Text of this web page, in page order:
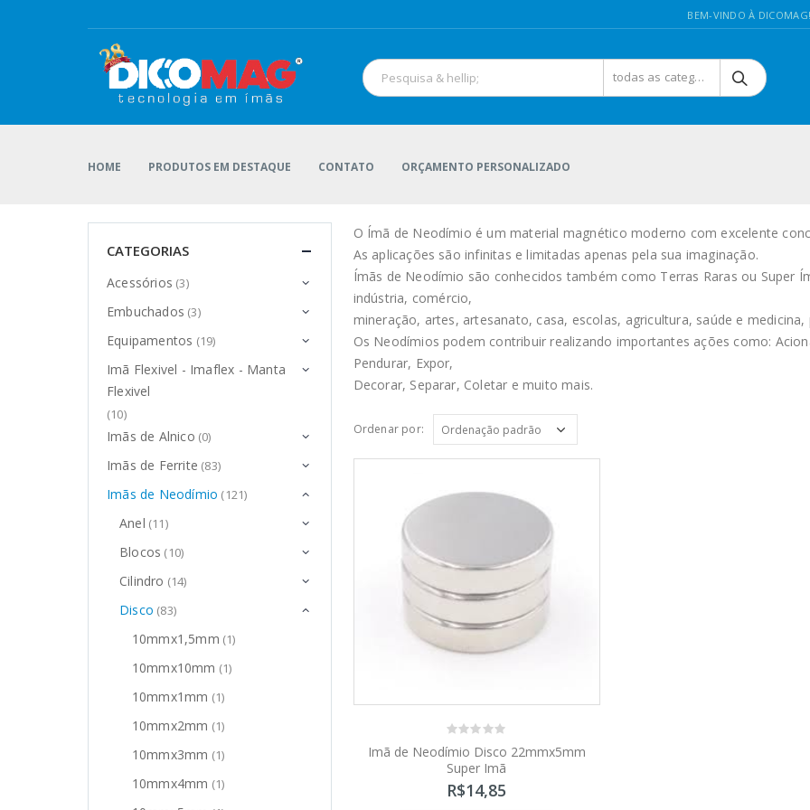
BEM-VINDO À DICOMAG!
todas as categorias
HOME PRODUTOS EM DESTAQUE CONTATO ORÇAMENTO PERSONALIZADO
O Ímã de Neodímio é um material magnético moderno com excelente
As aplicações são infinitas e limitadas apenas pela sua imaginação.
Ímãs de Neodímio são conhecidos também como Terras Raras ou Super
indústria, comércio,
mineração, artes, artesanato, casa, escolas, agricultura, saúde e
Os Neodímios podem contribuir realizando importantes ações como:
Pendurar, Expor,
Decorar, Separar, Coletar e muito mais.
Ordenar por:
0
out
of
5
Imã de Neodímio Disco 22mmx5mm
Super Imã
R$14,85
CATEGORIAS
Acessórios (3)
Embuchados (3)
Equipamentos (19)
Imã Flexivel - Imaflex - Manta
Flexivel
(10)
Imãs de Alnico (0)
Imãs de Ferrite (83)
Imãs de Neodímio (121)
Anel (11)
Blocos (10)
Cilindro (14)
Disco (83)
10mmx1,5mm (1)
10mmx10mm (1)
10mmx1mm (1)
10mmx2mm (1)
10mmx3mm (1)
10mmx4mm (1)